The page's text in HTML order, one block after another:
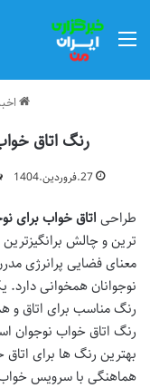
رنگ اتاق
27.فروردین.1404
طراحی اتاق خواب برای
ترین و چالش
معنای فضایی پرانرژی
نوجوانان همخوانی
رنگ مناسب برای اتاق و
رنگ اتاق خواب نوجوان
بهترین رنگ ها برای
هماهنگی با سرویس خواب